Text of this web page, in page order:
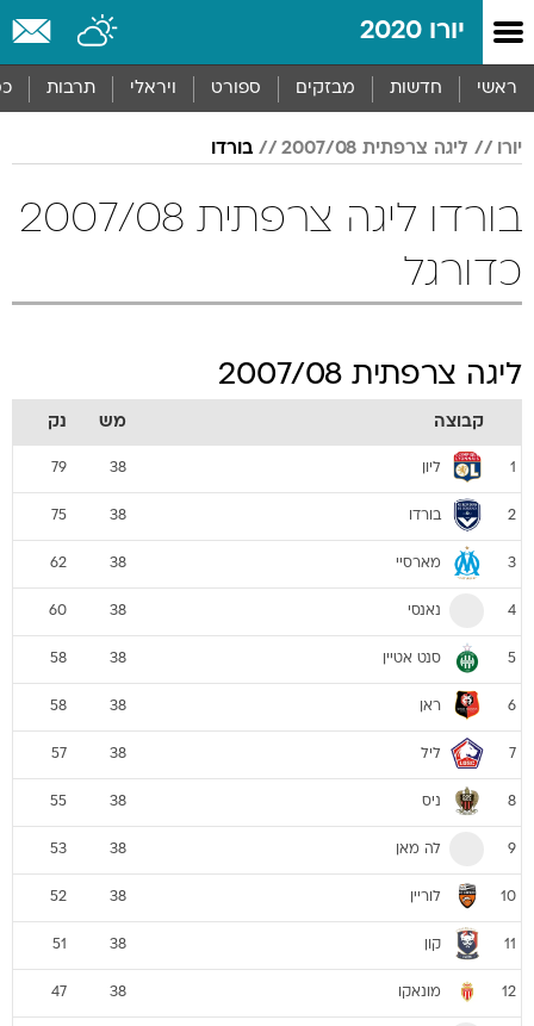
יורו 2020
ראשי חדשות מבזקים ספורט ויראלי תרבות
יורו ליגה צרפתית 2007/08 בורדו
בורדו ליגה צרפתית 2007/08
כדורגל
ליגה צרפתית 2007/08
קבוצה מש נק
1 ליון 38
79
2 בורדו 38
75
3 מארסיי 38
62
4 נאנסי 38
60
5 סנט אטיין 38
58
6 ראן 38
58
7 ליל 38
57
8 ניס 38
55
9 לה מאן 38
53
10 לוריין 38
52
11 קון 38
51
12 מונאקו 38
47